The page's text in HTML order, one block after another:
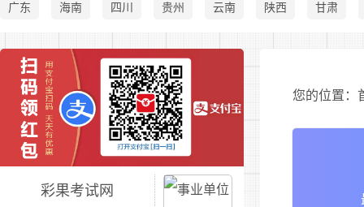
广东 海南 四川 贵州 云南 陕西 甘肃
彩果考试网
您的位置：